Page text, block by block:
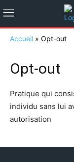
Accueil » Opt-out
Opt-out
Pratique qui
individu sans lui
autorisation